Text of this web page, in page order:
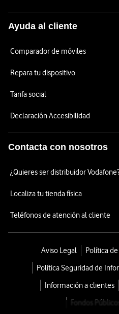
Ayuda al cliente
Comparador de móviles
Repara tu dispositivo
Tarifa social
Declaración Accesibilidad
Contacta con nosotros
¿Quieres ser distribuidor
Localiza tu tienda física
Teléfonos de atención al cliente
Aviso Legal
Política
Política Seguridad de
Información a clientes
Fondos Públicos